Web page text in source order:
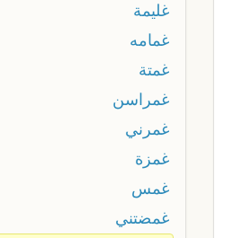
غليمة
غمامه
غمتة
غمراسن
غمرني
غمزة
غمس
غمضتني